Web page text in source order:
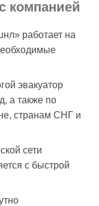
компанией
работает на
эвакуатор
а также по
странам СНГ и
сети
с быстрой